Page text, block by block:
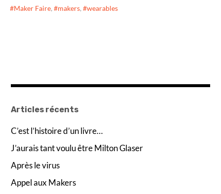
Maker Faire, makers, wearables
Articles récents
C’est l’histoire d’un livre…
J’aurais tant voulu être Milton Glaser
Après le virus
Appel aux Makers